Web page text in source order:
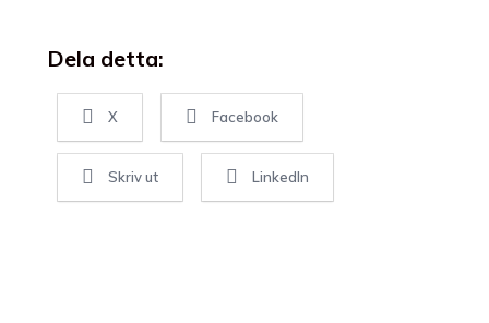
Dela detta:
X Facebook
Skriv ut LinkedIn